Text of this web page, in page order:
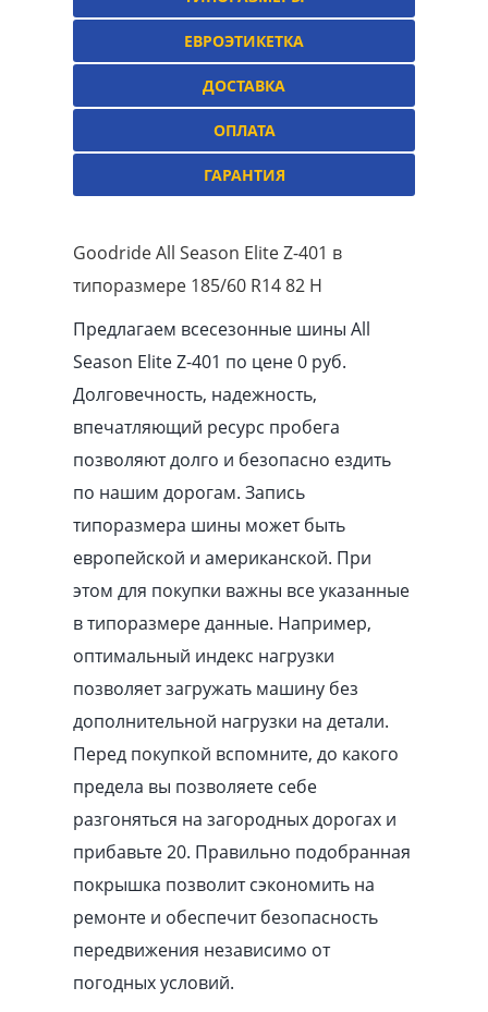
ЕВРОЭТИКЕТКА
ДОСТАВКА
ОПЛАТА
ГАРАНТИЯ
Goodride All Season Elite Z-401 в
типоразмере 185/60 R14 82 H
Предлагаем всесезонные шины All
Season Elite Z-401 по цене 0 руб.
Долговечность, надежность,
впечатляющий ресурс пробега
позволяют долго и безопасно ездить
по нашим дорогам. Запись
типоразмера шины может быть
европейской и американской. При
этом для покупки важны все указанные
в типоразмере данные. Например,
оптимальный индекс нагрузки
позволяет загружать машину без
дополнительной нагрузки на детали.
Перед покупкой вспомните, до какого
предела вы позволяете себе
разгоняться на загородных дорогах и
прибавьте 20. Правильно подобранная
покрышка позволит сэкономить на
ремонте и обеспечит безопасность
передвижения независимо от
погодных условий.